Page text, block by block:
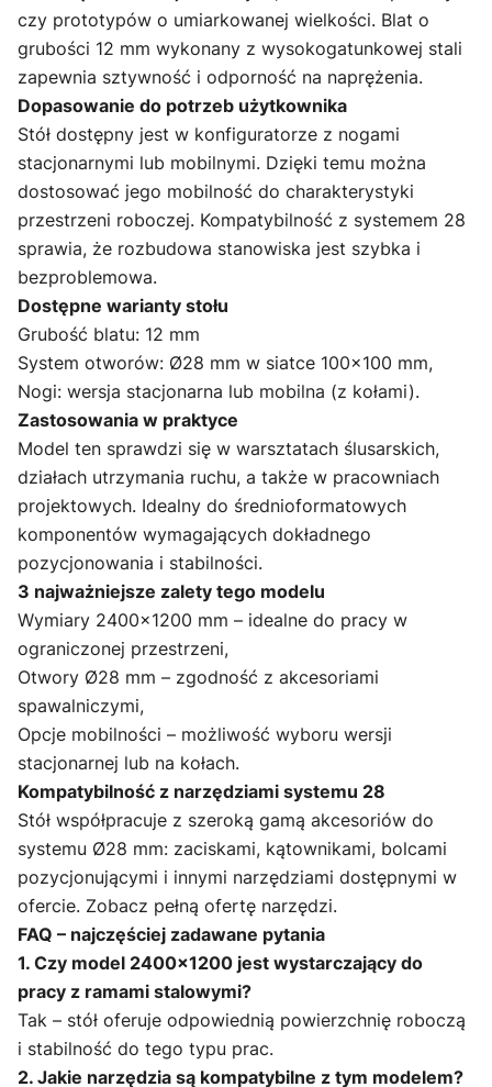
czy prototypów o umiarkowanej wielkości. Blat o
grubości 12 mm wykonany z wysokogatunkowej stali
zapewnia sztywność i odporność na naprężenia.
Dopasowanie do potrzeb użytkownika
Stół dostępny jest w konfiguratorze z nogami
stacjonarnymi lub mobilnymi. Dzięki temu można
dostosować jego mobilność do charakterystyki
przestrzeni roboczej. Kompatybilność z systemem 28
sprawia, że rozbudowa stanowiska jest szybka i
bezproblemowa.
Dostępne warianty stołu
Grubość blatu: 12 mm
System otworów: Ø28 mm w siatce 100×100 mm,
Nogi: wersja stacjonarna lub mobilna (z kołami).
Zastosowania w praktyce
Model ten sprawdzi się w warsztatach ślusarskich,
działach utrzymania ruchu, a także w pracowniach
projektowych. Idealny do średnioformatowych
komponentów wymagających dokładnego
pozycjonowania i stabilności.
3 najważniejsze zalety tego modelu
Wymiary 2400×1200 mm – idealne do pracy w
ograniczonej przestrzeni,
Otwory Ø28 mm – zgodność z akcesoriami
spawalniczymi,
Opcje mobilności – możliwość wyboru wersji
stacjonarnej lub na kołach.
Kompatybilność z narzędziami systemu 28
Stół współpracuje z szeroką gamą akcesoriów do
systemu Ø28 mm: zaciskami, kątownikami, bolcami
pozycjonującymi i innymi narzędziami dostępnymi w
ofercie. Zobacz pełną ofertę narzędzi.
FAQ – najczęściej zadawane pytania
1. Czy model 2400×1200 jest wystarczający do
pracy z ramami stalowymi?
Tak – stół oferuje odpowiednią powierzchnię roboczą
i stabilność do tego typu prac.
2. Jakie narzędzia są kompatybilne z tym modelem?